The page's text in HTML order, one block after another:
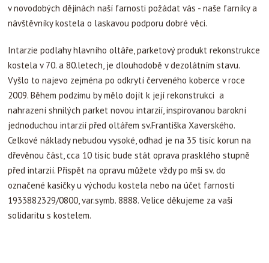
v novodobých dějinách naší farnosti požádat vás - naše farníky a
návštěvníky kostela o laskavou podporu dobré věci.
Intarzie podlahy hlavního oltáře, parketový produkt rekonstrukce
kostela v 70. a 80.letech, je dlouhodobě v dezolátním stavu.
Vyšlo to najevo zejména po odkrytí červeného koberce v roce
2009. Během podzimu by mělo dojít k její rekonstrukci a
nahrazení shnilých parket novou intarzií, inspirovanou barokní
jednoduchou intarzií před oltářem sv.Františka Xaverského.
Celkové náklady nebudou vysoké, odhad je na 35 tisíc korun na
dřevěnou část, cca 10 tisíc bude stát oprava prasklého stupně
před intarzií. Přispět na opravu můžete vždy po mši sv. do
označené kasičky u východu kostela nebo na účet farnosti
1933882329/0800, var.symb. 8888. Velice děkujeme za vaši
solidaritu s kostelem.